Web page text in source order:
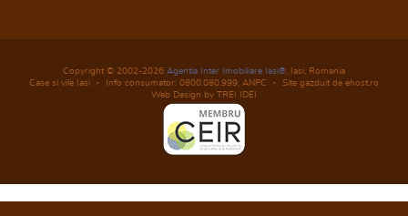
Copyright © 2002-2026 Agentia Inter Imobiliare Iasi® , Iasi, Romania
Case si vile Iasi
Info consumator: 0800.080.999, ANPC
Site gazduit de ehost.ro
Web Design by TREI IDEI